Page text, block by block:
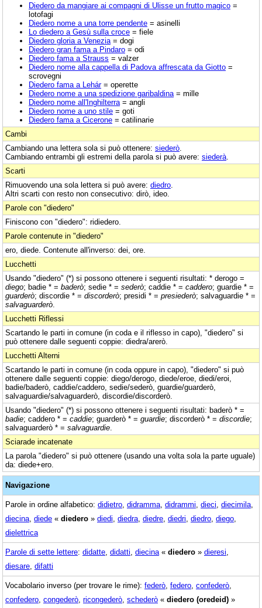
Diedero da mangiare ai compagni di Ulisse un frutto magico =
lotofagi
Diedero nome a una torre pendente = asinelli
Lo diedero a Gesù sulla croce = fiele
Diedero gloria a Venezia = dogi
Diedero gran fama a Pindaro = odi
Diedero fama a Strauss = valzer
Diedero nome alla cappella di Padova affrescata da Giotto =
scrovegni
Diedero fama a Lehár= operette
Diedero nome a una spedizione garibaldina = mille
Diedero nome all'Inghilterra = angli
Diedero nome a uno stile = goti
Diedero fama a Cicerone = catilinarie
Cambi
Cambiando una lettera sola si può ottenere: siederò
Cambiando entrambi gli estremi della parola si può avere: siederà
Scarti
Rimuovendo una sola lettera si può avere: diedro
Altri scarti con resto non consecutivo: dirò, ideo.
Parole con "diedero"
Finiscono con "diedero": ridiedero.
Parole contenute in "diedero"
ero, diede. Contenute all'inverso: dei, ore.
Lucchetti
Usando "diedero" (*) si possono ottenere i seguenti risultati: * derogo =
diego; badie * = baderò; sedie * = sederò; caddie * = caddero; guardie * =
guarderò; discordie * = discorderò; presidi * = presiederò; salvaguardie * =
salvaguarderò
Lucchetti Riflessi
Scartando le parti in comune (in coda e il riflesso in capo), "diedero" si
può ottenere dalle seguenti coppie: diedra/arerò.
Lucchetti Alterni
Scartando le parti in comune (in coda oppure in capo), "diedero" si può
ottenere dalle seguenti coppie: diego/derogo, diede/eroe, diedi/eroi,
badie/baderò, caddie/caddero, sedie/sederò, guardie/guarderò,
salvaguardie/salvaguarderò, discordie/discorderò.
Usando "diedero" (*) si possono ottenere i seguenti risultati: baderò * =
badie; caddero * = caddie; guarderò * = guardie; discorderò * = discordie;
salvaguarderò * = salvaguardie
Sciarade incatenate
La parola "diedero" si può ottenere (usando una volta sola la parte uguale)
da: diede+ero.
Navigazione
Parole in ordine alfabetico: didietro didramma didrammi dieci diecimila
diecina diede « diedero » diedi diedra diedre diedri diedro diego
dielettrica
Parole di sette lettere: didatte didatti diecina « diedero » dieresi
diesare difatti
Vocabolario inverso (per trovare le rime): federò federo confederò
confedero congederò ricongederò schederò « diedero (oredeid) »